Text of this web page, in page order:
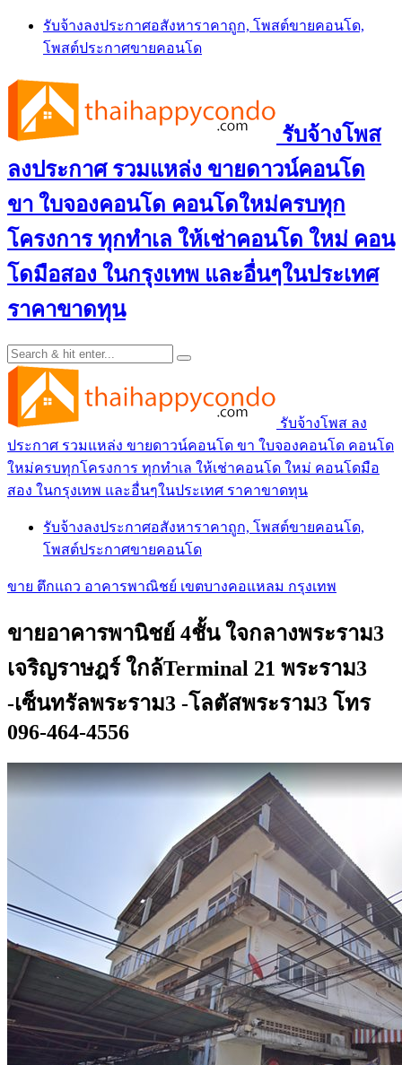
Skip
content
รับจ้างลงประกาศอสังหาราคาถูก, โพสต์ขายคอนโด,
โพสต์ประกาศขายคอนโด
รับจ้างโพส
ลงประกาศ รวมแหล่ง ขายดาวน์คอนโด
ขา ใบจองคอนโด คอนโดใหม่ครบทุก
โครงการ ทุกทำเล ให้เช่าคอนโด ใหม่ คอน
โดมือสอง ในกรุงเทพ และอื่นๆในประเทศ
ราคาขาดทุน
รับจ้างโพส ลง
ประกาศ รวมแหล่ง ขายดาวน์คอนโด ขา ใบจองคอนโด คอนโด
ใหม่ครบทุกโครงการ ทุกทำเล ให้เช่าคอนโด ใหม่ คอนโดมือ
สอง ในกรุงเทพ และอื่นๆในประเทศ ราคาขาดทุน
รับจ้างลงประกาศอสังหาราคาถูก, โพสต์ขายคอนโด,
โพสต์ประกาศขายคอนโด
ขาย ตึกแถว อาคารพาณิชย์ เขตบางคอแหลม กรุงเทพ
ขายอาคารพานิชย์ 4ชั้น ใจกลางพระราม3
เจริญราษฎร์ ใกล้Terminal 21 พระราม3
-เซ็นทรัลพระราม3 -โลตัสพระราม3 โทร
096-464-4556